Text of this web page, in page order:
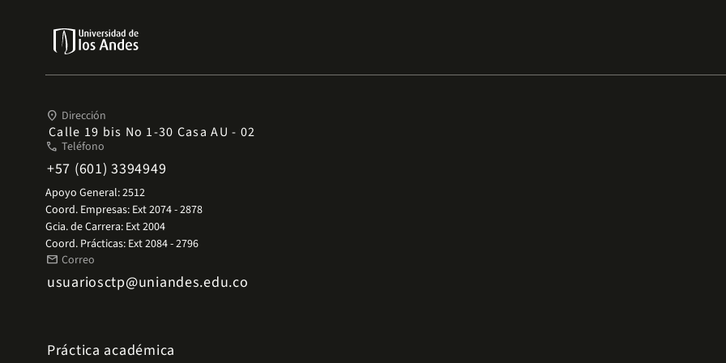
place Dirección
Calle 19 bis No 1-30 Casa AU - 02
phone Teléfono
+57 (601) 3394949
Apoyo General: 2512
Coord. Empresas: Ext 2074 - 2878
Gcia. de Carrera: Ext 2004
Coord. Prácticas: Ext 2084 - 2796
mail Correo
usuariosctp@uniandes.edu.co
Práctica académica